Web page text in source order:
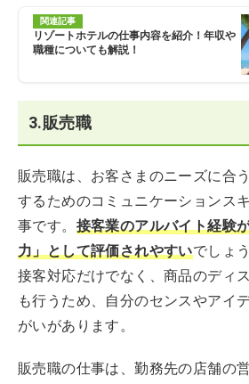
関連記事
リゾートホテルの仕事内容を紹介！年収や
職種についても解説！
3.販売職
販売職は、お客さまのニーズに合
するためのコミュニケーションス
事です。 接客業のアルバイト経験
力」として評価されやすいでしょう
接客対応だけでなく、商品のディ
も行うため、自分のセンスやアイ
がいがあります。
販売職の仕事は、勤務先の店舗の